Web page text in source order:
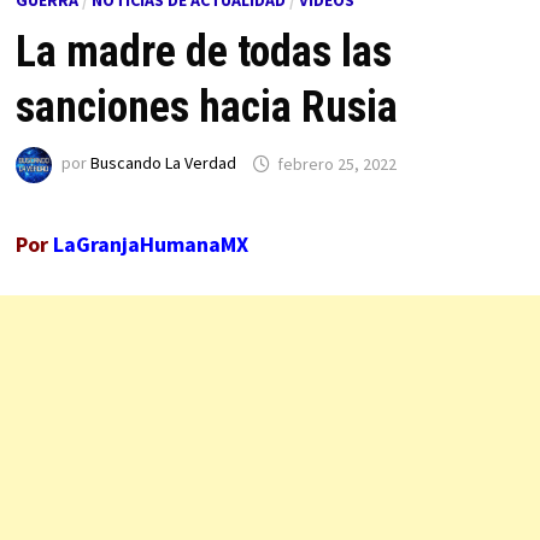
La madre de todas las
sanciones hacia Rusia
porBuscando La Verdad febrero 25, 2022
Por LaGranjaHumanaMX